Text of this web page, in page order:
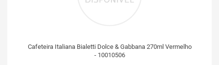
Cafeteira Italiana Bialetti Dolce & Gabbana 270ml Vermelho
- 10010506